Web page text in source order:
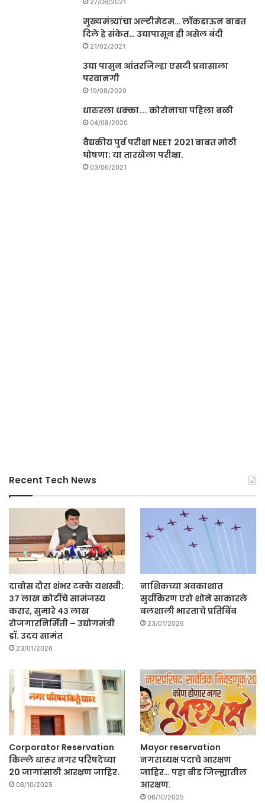
27/06/2021
मुख्यमंत्र्यांचा अल्टीमेटम… लॉकडाऊन बाबत
दिले हे संकेत… उद्यापासून ही असेल बंदी
21/02/2021
उद्या पासुन आंतरजिल्हा एसटी प्रवासाला
परवानगी
19/08/2020
धारुरला धक्का…. कोरोनाचा पहिला बळी
04/08/2020
वैद्यकीय पुर्व परीक्षा NEET 2021 बाबत मोठी
घोषणा; या तारखेला परीक्षा.
03/06/2021
Recent Tech News
दावोस दौरा शंभर टक्के यशस्वी;
३७ लाख कोटींचे सामंजस्य
करार, सुमारे ४३ लाख
रोजगारनिर्मिती – उद्योगमंत्री
डॉ. उदय सामंत
23/01/2026
नाशिकच्या अवकाशात
सुर्यकिरण एरो शोने साकारले
बलशाली भारताचे प्रतिबिंब
23/01/2026
Corporator Reservation
किल्ले धारूर नगर परिषदेच्या
20 जागांसाठी आरक्षण जाहिर.
08/10/2025
Mayor reservation
नगराध्यक्ष पदाचे आरक्षण
जाहिर… पहा बीड जिल्ह्यातील
आरक्षण.
06/10/2025